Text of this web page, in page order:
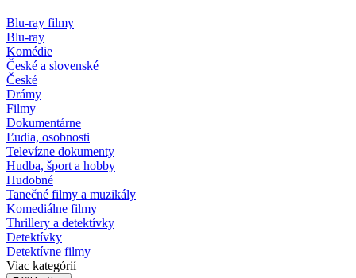
Blu-ray filmy
Blu-ray
Komédie
České a slovenské
České
Drámy
Filmy
Dokumentárne
Ľudia, osobnosti
Televízne dokumenty
Hudba, šport a hobby
Hudobné
Tanečné filmy a muzikály
Komediálne filmy
Thrillery a detektívky
Detektívky
Detektívne filmy
Viac kategórií